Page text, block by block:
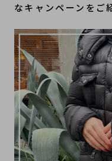
なキャンペーンをご